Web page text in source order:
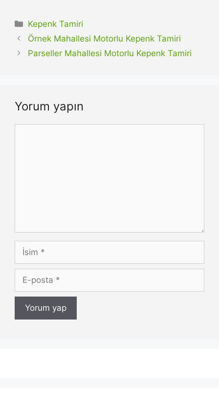
Kategoriler
Kepenk Tamiri
Örnek Mahallesi Motorlu Kepenk Tamiri
Parseller Mahallesi Motorlu Kepenk Tamiri
Yorum yapın
İsim
posta